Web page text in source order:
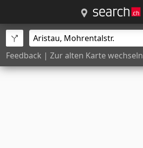
Feedback | Zur alten Karte wechseln